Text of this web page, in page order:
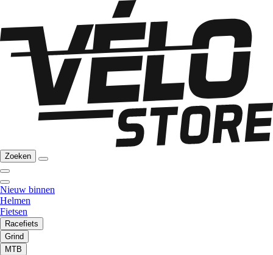
Zoeken
Nieuw binnen
Helmen
Fietsen
Racefiets
Grind
MTB